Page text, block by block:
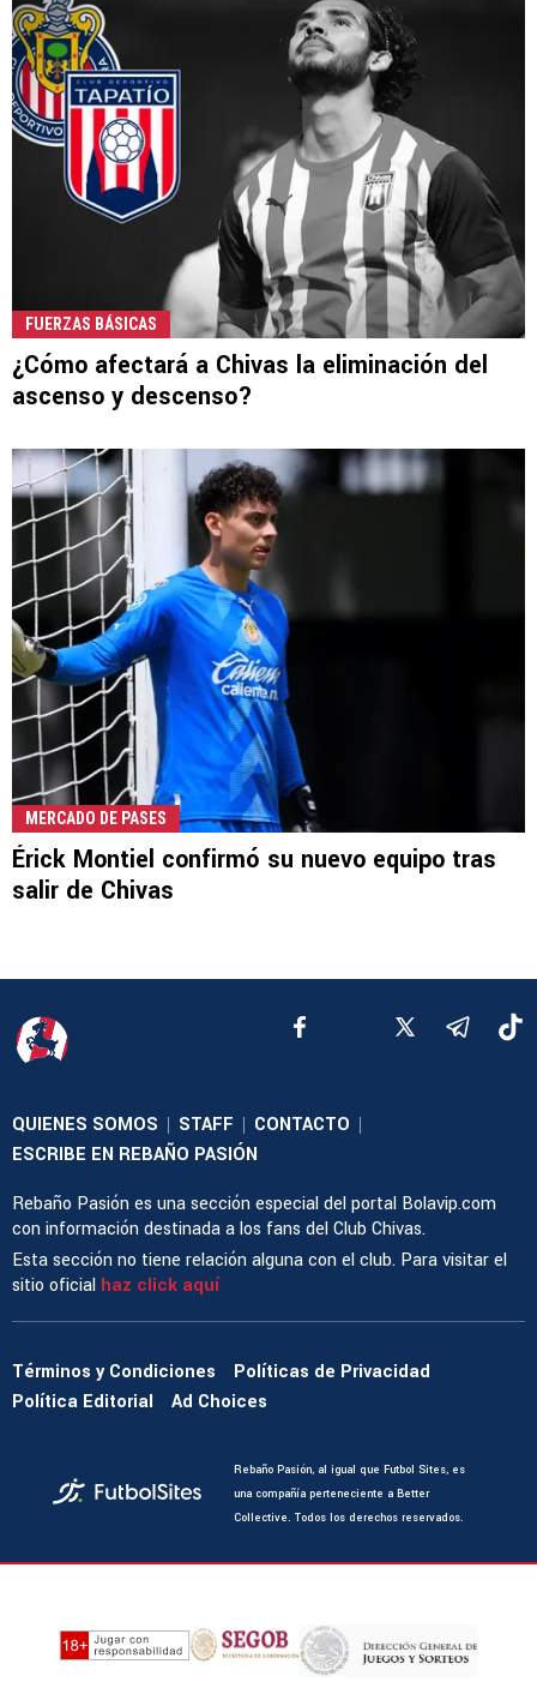
FUERZAS BÁSICAS
¿Cómo afectará a Chivas la eliminación del
ascenso y descenso?
MERCADO DE PASES
Érick Montiel confirmó su nuevo equipo tras
salir de Chivas
QUIENES SOMOS | STAFF | CONTACTO |
ESCRIBE EN REBAÑO PASIÓN
Rebaño Pasión es una sección especial del portal Bolavip.com
con información destinada a los fans del Club Chivas.
Esta sección no tiene relación alguna con el club. Para visitar el
sitio oficial haz click aquí
Términos y Condiciones
Políticas de Privacidad
Política Editorial
Ad Choices
Rebaño Pasión, al igual que Futbol Sites, es
una compañía perteneciente a Better
Collective. Todos los derechos reservados.